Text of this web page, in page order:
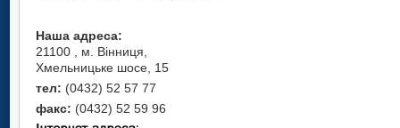
Наша адреса:
21100 , м. Вінниця,
Хмельницьке шосе, 15
тел: (0432) 52 57 77
факс: (0432) 52 59 96